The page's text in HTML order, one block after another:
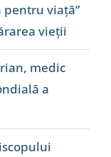
pentru viață”
vieții
medic
a